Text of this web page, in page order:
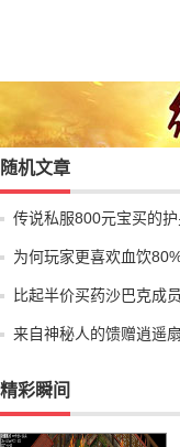
随机文章
传说私服800元宝买的
为何玩家更喜欢血饮
比起半价买药沙巴克成
来自神秘人的馈赠逍遥扇
精彩瞬间